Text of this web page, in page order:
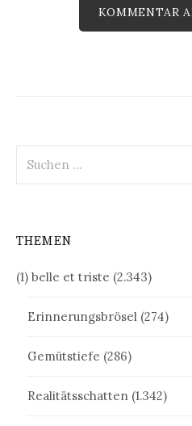
nach:
THEMEN
(1) belle et triste (2.343)
Erinnerungsbrösel (274)
Gemütstiefe (286)
Realitätsschatten (1.342)